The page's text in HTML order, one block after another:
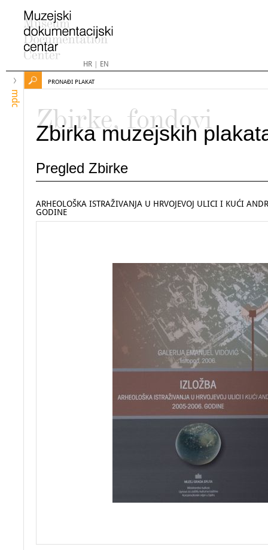
HR| EN
mdc
PRONAĐI PLAKAT
Zbirke, fondovi
Zbirka muzejskih
Pregled Zbirke
ARHEOLOŠKA ISTRAŽIVANJA U HRVOJEVOJ ULICI I KUĆI
GODINE